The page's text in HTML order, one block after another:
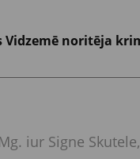
Vidzemē noritēja
iur Signe